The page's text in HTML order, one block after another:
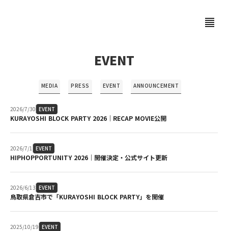
format_align_justify
EVENT
MEDIA PRESS EVENT ANNOUNCEMENT
2026/7/30 EVENT
KURAYOSHI BLOCK PARTY 2026｜RECAP MOVIE公開
2026/7/1 EVENT
HIPHOPPORTUNITY 2026｜開催決定・公式サイト更新
2026/6/13 EVENT
鳥取県倉吉市で「KURAYOSHI BLOCK PARTY」を開催
2025/10/19 EVENT